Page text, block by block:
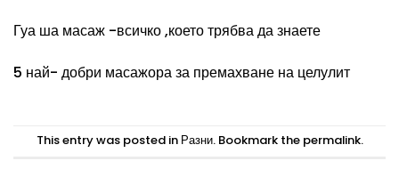
Гуа ша масаж -всичко ,което трябва да знаете
5 най- добри масажора за премахване на целулит
This entry was posted in Разни. Bookmark the permalink.